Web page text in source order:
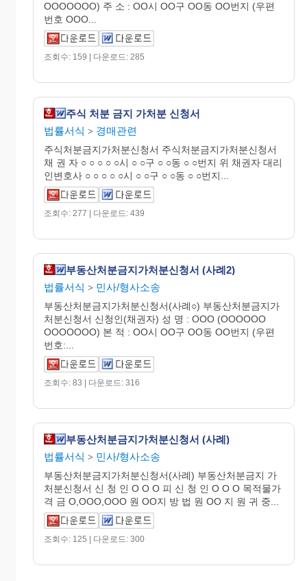
OOOOOOO) 주 소 : OO시 OO구 OO동 OO번지 (우편
번호 OOO...
조회수: 159 | 다운로드: 285
주식 처분 금지 가처분 신청서
법률서식 > 경매관련
주식처분금지가처분신청서 주식처분금지가처분신청서
채 권 자 ○ ○ ○ ○ ○시 ○ ○구 ○ ○동 ○ ○번지 위 채권자 대리
인변호사 ○ ○ ○ ○ ○시 ○ ○구 ○ ○동 ○ ○번지...
조회수: 277 | 다운로드: 439
부동산처분금지가처분신청서 (사례2)
법률서식 > 민사/형사소송
부동산처분금지가처분신청서(사례○) 부동산처분금지가
처분신청서 신청인(채권자) 성 명 : OOO (OOOOOO
OOOOOOO) 본 적 : OO시 OO구 OO동 OO번지 (우편
번호:...
조회수: 83 | 다운로드: 316
부동산처분금지가처분신청서 (사례)
법률서식 > 민사/형사소송
부동산처분금지가처분신청서(사례) 부동산처분금지 가
처분신청서 신 청 인 O O O 피 신 청 인 O O O 목적물가
격 금 O,OOO,OOO 원 OO지 방 법 원 OO 지 원 귀 중...
조회수: 125 | 다운로드: 300